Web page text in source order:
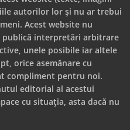
autorilor lor și nu ar trebui
Acest website nu
publică interpretări arbitrare
unele posibile iar altele
orice asemănare cu
compliment pentru noi.
editorial al acestui
cu situația, asta dacă nu